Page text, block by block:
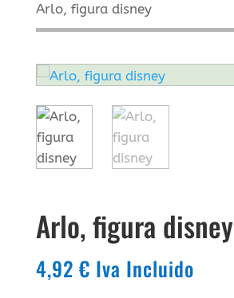
Arlo, figura disney
Arlo, figura disney
4,92 € Iva Incluido